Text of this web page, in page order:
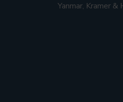
Yanmar, Kramer &